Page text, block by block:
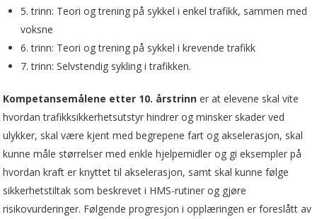
5. trinn: Teori og trening på sykkel i enkel trafikk, sammen med
voksne
6. trinn: Teori og trening på sykkel i krevende trafikk
7. trinn: Selvstendig sykling i trafikken.
Kompetansemålene etter 10. årstrinn er at elevene skal vite
hvordan trafikksikkerhetsutstyr hindrer og minsker skader ved
ulykker, skal være kjent med begrepene fart og akselerasjon, skal
kunne måle størrelser med enkle hjelpemidler og gi eksempler på
hvordan kraft er knyttet til akselerasjon, samt skal kunne følge
sikkerhetstiltak som beskrevet i HMS-rutiner og gjøre
risikovurderinger. Følgende progresjon i opplæringen er foreslått av